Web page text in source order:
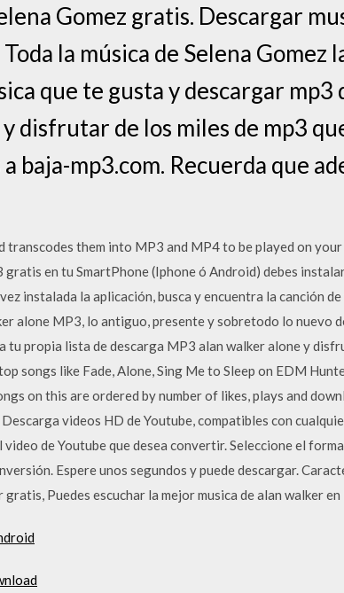
Gomez gratis. Descargar
la música de Selena Gomez
que te gusta y descargar
disfrutar de los miles de mp3
baja-mp3.com. Recuerda que
them into MP3 and MP4 to be played on
gratis en tu SmartPhone (Iphone ó Android) debes
instalada la aplicación, busca y encuentra la canción
alone MP3, lo antiguo, presente y sobretodo lo nuevo
tu propia lista de descarga MP3 alan walker alone y
songs like Fade, Alone, Sing Me to Sleep on EDM
on this are ordered by number of likes, plays and
videos HD de Youtube, compatibles con
de Youtube que desea convertir. Seleccione el
Espere unos segundos y puede descargar.
Puedes escuchar la mejor musica de alan walker